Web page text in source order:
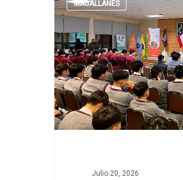
MAGALLANES
Julio 20, 2026